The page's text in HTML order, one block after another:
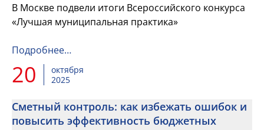
В Москве подвели итоги Всероссийского конкурса
«Лучшая муниципальная практика»
Подробнее…
20
октября
2025
Сметный контроль: как избежать ошибок и
повысить эффективность бюджетных